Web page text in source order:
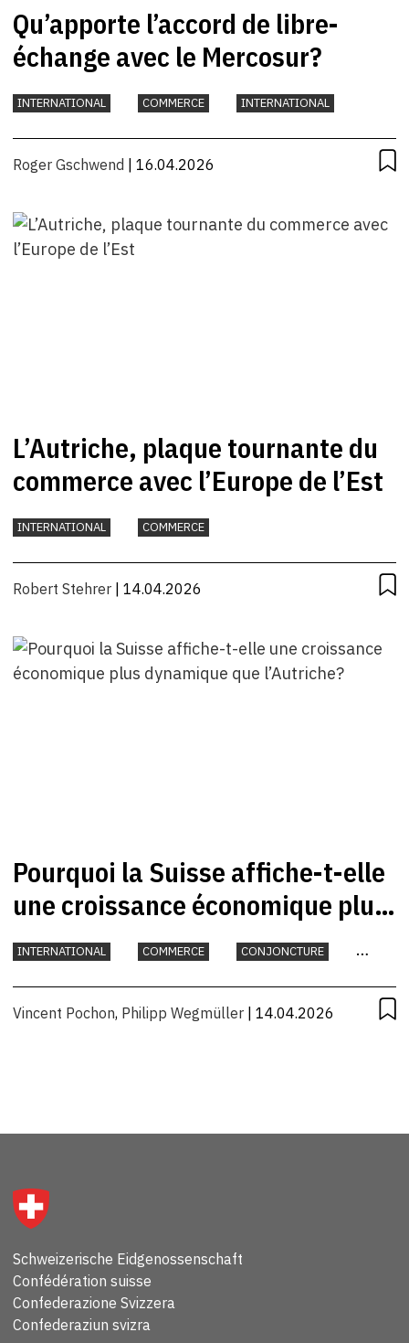
Qu’apporte l’accord de libre-
échange avec le Mercosur?
INTERNATIONAL COMMERCE INTERNATIONAL
Roger Gschwend | 16.04.2026
L’Autriche, plaque tournante du
commerce avec l’Europe de l’Est
INTERNATIONAL COMMERCE
Robert Stehrer | 14.04.2026
Pourquoi la Suisse affiche-t-elle
une croissance économique plus
dynamique que l’Autriche?
INTERNATIONAL COMMERCE
CONJONCTURE
Vincent Pochon, Philipp Wegmüller | 14.04.2026
Schweizerische Eidgenossenschaft
Confédération suisse
Confederazione Svizzera
Confederaziun svizra